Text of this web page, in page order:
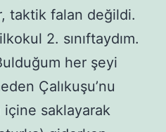
taktik falan değildi.
2. sınıftaydım.
her şeyi
Çalıkuşu’nu
içine saklayarak